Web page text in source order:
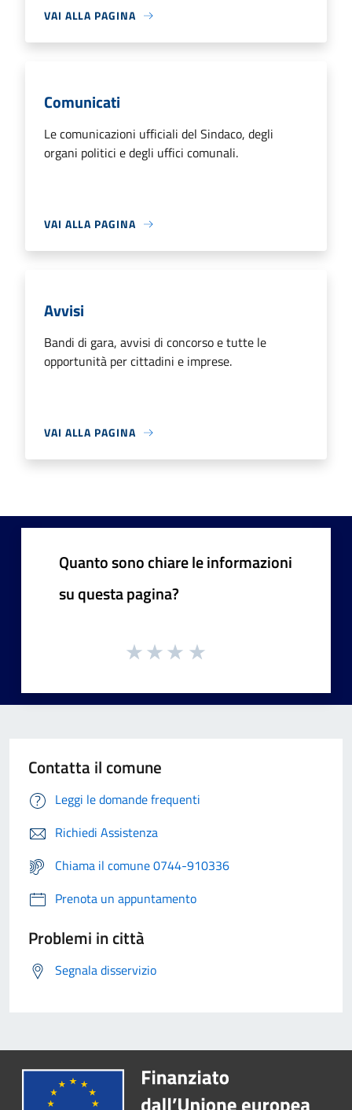
VAI ALLA PAGINA
Comunicati
Le comunicazioni ufficiali del Sindaco, degli
organi politici e degli uffici comunali.
VAI ALLA PAGINA
Avvisi
Bandi di gara, avvisi di concorso e tutte le
opportunità per cittadini e imprese.
VAI ALLA PAGINA
Quanto sono chiare le informazioni
su questa pagina?
Contatta il comune
Leggi le domande frequenti
Richiedi Assistenza
Chiama il comune 0744-910336
Prenota un appuntamento
Problemi in città
Segnala disservizio